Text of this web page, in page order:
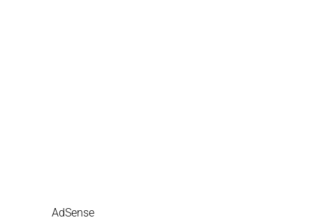
AdSense